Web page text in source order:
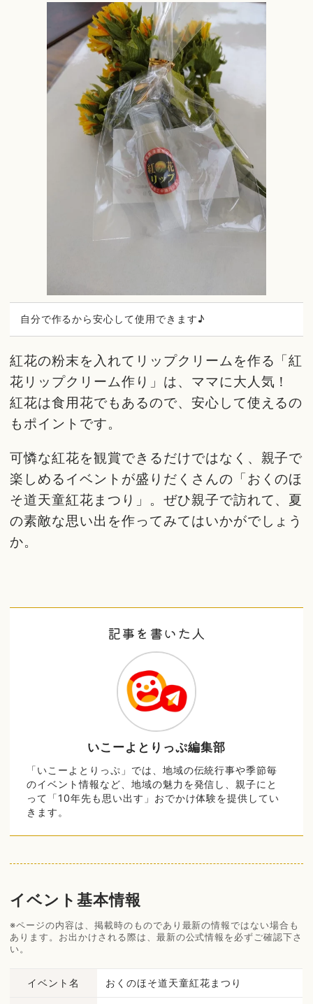
自分で作るから安心して使用できます♪
紅花の粉末を入れてリップクリームを作る「紅
花リップクリーム作り」は、ママに大人気！
紅花は食用花でもあるので、安心して使えるの
もポイントです。
可憐な紅花を観賞できるだけではなく、親子で
楽しめるイベントが盛りだくさんの「おくのほ
そ道天童紅花まつり」。ぜひ親子で訪れて、夏
の素敵な思い出を作ってみてはいかがでしょう
か。
記事を書いた人
いこーよとりっぷ編集部
「いこーよとりっぷ」では、地域の伝統行事や季節毎
のイベント情報など、地域の魅力を発信し、親子にと
って「10年先も思い出す」おでかけ体験を提供してい
きます。
イベント基本情報
※ページの内容は、掲載時のものであり最新の情報ではない場合も
あります。お出かけされる際は、最新の公式情報を必ずご確認下さ
い。
イベント名 おくのほそ道天童紅花まつり